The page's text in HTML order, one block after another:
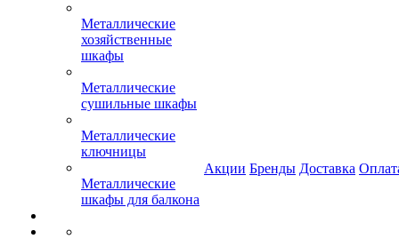
Металлические
хозяйственные
шкафы
Металлические
сушильные шкафы
Металлические
ключницы
Металлические
шкафы для балкона
Акции Бренды Доставка